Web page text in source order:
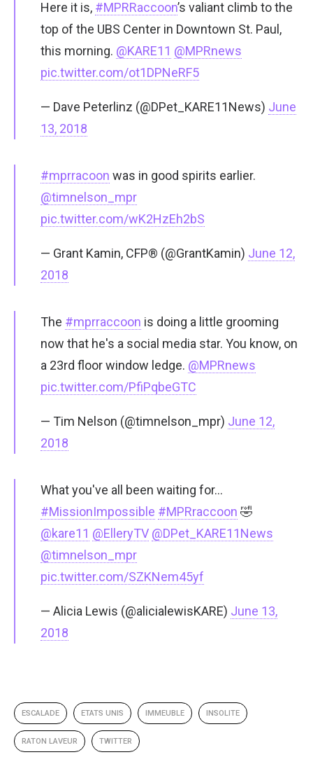
Here it is, #MPRRaccoon’s valiant climb to the
top of the UBS Center in Downtown St. Paul,
this morning. @KARE11 @MPRnews
pic.twitter.com/ot1DPNeRF5
— Dave Peterlinz (@DPet_KARE11News) June
13, 2018
#mprracoon was in good spirits earlier.
@timnelson_mpr
pic.twitter.com/wK2HzEh2bS
— Grant Kamin, CFP® (@GrantKamin) June 12,
2018
The #mprraccoon is doing a little grooming
now that he's a social media star. You know, on
a 23rd floor window ledge. @MPRnews
pic.twitter.com/PfiPqbeGTC
— Tim Nelson (@timnelson_mpr) June 12,
2018
What you've all been waiting for…
#MissionImpossible #MPRraccoon 🤣
@kare11 @ElleryTV @DPet_KARE11News
@timnelson_mpr
pic.twitter.com/SZKNem45yf
— Alicia Lewis (@alicialewisKARE) June 13,
2018
ESCALADE ETATS UNIS IMMEUBLE INSOLITE
RATON LAVEUR TWITTER